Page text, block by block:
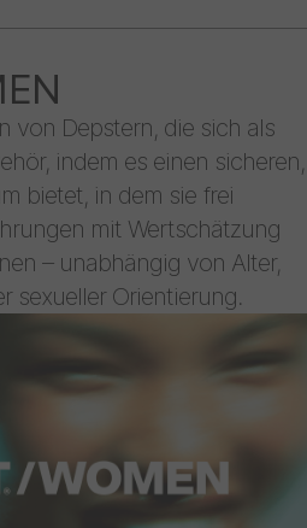
von Depstern, die sich als
indem es einen sicheren,
bietet, in dem sie frei
mit Wertschätzung
– unabhängig von Alter,
sexueller Orientierung.